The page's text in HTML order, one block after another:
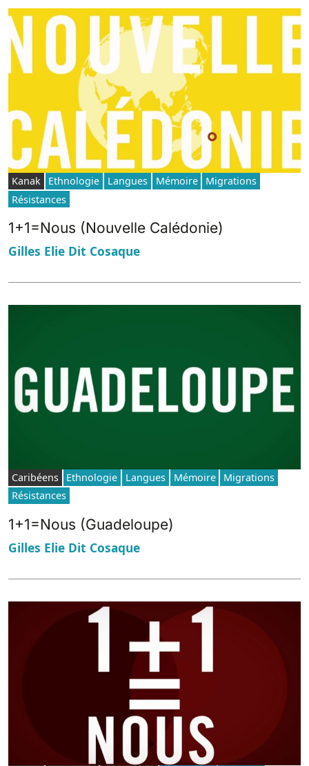
Kanak Ethnologie Langues Mémoire
Migrations
Résistances
1+1=Nous (Nouvelle Calédonie)
Gilles Elie Dit Cosaque
Caribéens Ethnologie Langues Mémoire
Migrations
Résistances
1+1=Nous (Guadeloupe)
Gilles Elie Dit Cosaque